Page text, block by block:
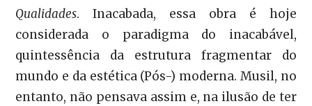
Qualidades. Inacabada, essa obra é hoje
considerada o paradigma do inacabável,
quintessência da estrutura fragmentar do
mundo e da estética (Pós-) moderna. Musil, no
entanto, não pensava assim e, na ilusão de ter